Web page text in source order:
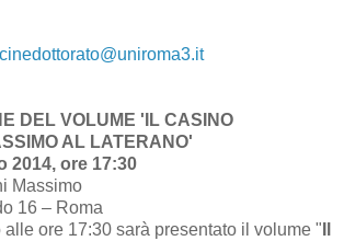
cinedottorato@uniroma3.it
DEL VOLUME 'IL CASINO
AL LATERANO'
2014, ore 17:30
Massimo
16 – Roma
ore 17:30 sarà presentato il volume "